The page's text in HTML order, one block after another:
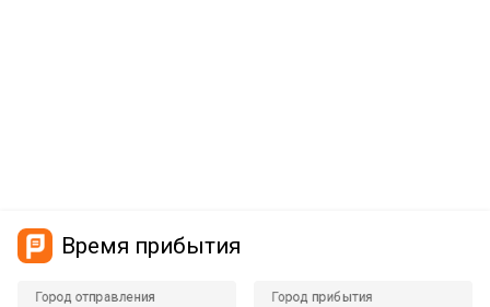
Время прибытия
Город отправления Город прибытия